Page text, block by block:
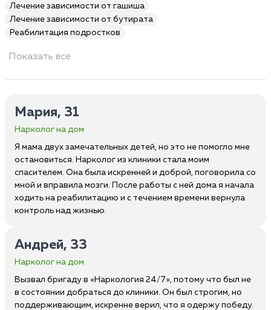
Лечение зависимости от гашиша
Лечение зависимости от бутирата
Реабилитация подростков
Показать все
Мария, 31
Нарколог на дом
Я мама двух замечательных детей, но это не помогло мне
остановиться. Нарколог из клиники стала моим
спасителем. Она была искренней и доброй, поговорила со
мной и вправила мозги. После работы с ней дома я начала
ходить на реабилитацию и с течением времени вернула
контроль над жизнью.
Андрей, 33
Нарколог на дом
Вызвал бригаду в «Наркология 24/7», потому что был не
в состоянии добраться до клиники. Он был строгим, но
поддерживающим, искренне верил, что я одержу победу.